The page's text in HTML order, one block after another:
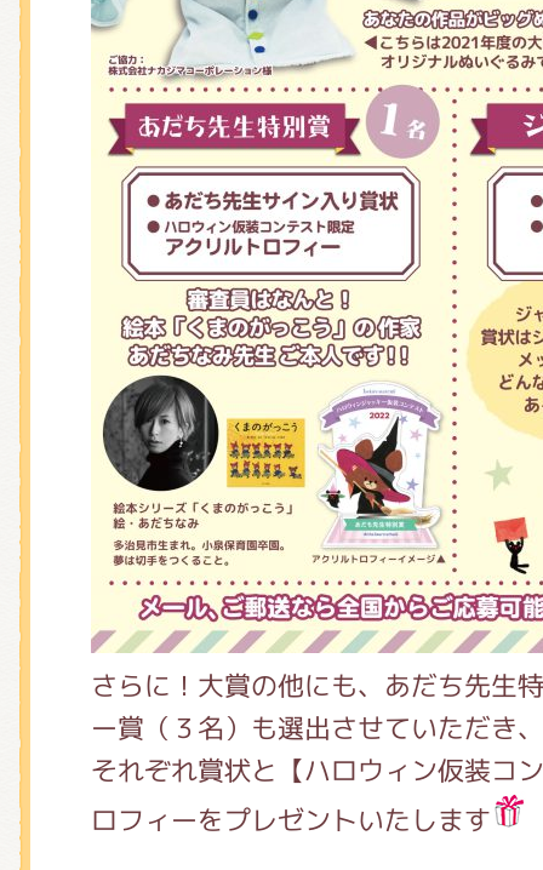
さらに！大賞の他にも、あだち先生
ー賞（３名）も選出させていただき、
それぞれ賞状と【ハロウィン仮装コ
ロフィーをプレゼントいたします